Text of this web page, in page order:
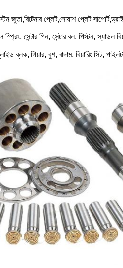
জুতা,রিটেনার প্লেট,সোয়াশ
সেন্টার পিন, সেন্টার বল, পিস্টন, স্যাডল
ব্লক, গিয়ার, বুশ, বাদাম, বিয়ারিং সিট,